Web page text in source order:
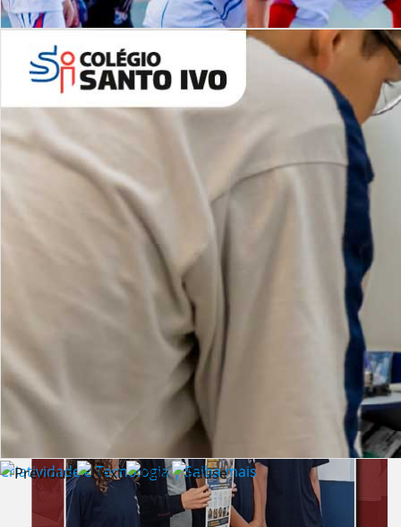
Desafios | Saiba mais
Criatividade e Tecnologia | Saiba mais